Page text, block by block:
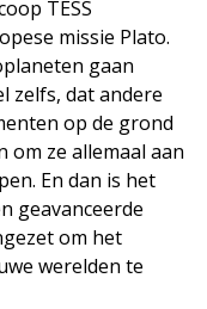
TESS
missie Plato.
gaan
zelfs, dat andere
op de grond
om ze allemaal aan
En dan is het
geavanceerde
om het
werelden te